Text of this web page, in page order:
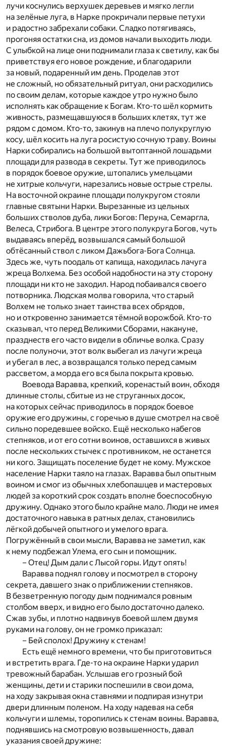
лучи коснулись верхушек деревьев и мягко легли
на зелёные луга, в Нарке прокричали первые петухи
и радостно забрехали собаки. Сладко потягиваясь,
прогоняя остатки сна, из домов начали выходить люди.
С улыбкой на лице они поднимали глаза к светилу, как бы
приветствуя его новое рождение, и благодарили
за новый, подаренный им день. Проделав этот
не сложный, но обязательный ритуал, они расходились
по своим делам, которые каждое утро нужно было
исполнять как обращение к Богам. Кто-то шёл кормить
живность, размещавшуюся в больших клетях, тут же
рядом с домом. Кто-то, закинув на плечо полукруглую
косу, шёл косить на луга росистую сочную траву. Воины
Нарки собирались на большой вытоптанной лошадьми
площади для развода в секреты. Тут же приводилось
в порядок боевое оружие, штопались умельцами
не хитрые кольчуги, нарезались новые острые стрелы.
На восточной окраине площади полукругом стояли
главные святыни Нарки. Вырезанные из цельных
больших стволов дуба, лики Богов: Перуна, Семаргла,
Велеса, Стрибога. В центре этого полукруга Богов, чуть
выдаваясь вперёд, возвышался самый большой
обтёсанный ствол с ликом Дажьбога-Бога Солнца.
Здесь же, чуть поодаль от капища, находилась лачуга
жреца Волхема. Без особой надобности на эту сторону
площади ни кто не заходил. Народ побаивался своего
потворника. Людская молва говорила, что старый
Волхем не только знает таинства всех обрядов,
но и откровенно занимается тёмной ворожбой. Кто-то
сказывал, что перед Великими Сборами, накануне,
празднеств его часто видели в обличье волка. Сразу
после полуночи, этот волк выбегал из лачуги жреца
и убегал в лес, а возвращался только перед самым
рассветом, а морда его вся была покрыта кровью.
Воевода Варавва, крепкий, коренастый воин, обходя
длинные столы, сбитые из не струганных досок,
на которых сейчас приводилось в порядок боевое
оружие его дружины, с горечью в душе смотрел на своё
сильно поредевшее войско. Ещё несколько набегов
степняков, и от его сотни воинов, оставшихся в живых
после нескольких стычек с противником, не останется
ни кого. Защищать поселение будет не кому. Мужское
население Нарки таяло на глазах. Варавва был опытным
воином и смог из обычных хлебопашцев и мастеровых
людей за короткий срок создать вполне боеспособную
дружину. Однако этого было крайне мало. Люди не имея
достаточного навыка в ратных делах, становились
лёгкой добычей опытного и умелого врага.
Погружённый в свои мысли, Варавва не заметил, как
к нему подбежал Улема, его сын и помощник.
– Отец! Дым дали с Лысой горы. Идут опять!
Варавва поднял голову и посмотрел в сторону
секрета, давшего знак о приближении степняков.
В безветренную погоду дым поднимался ровным
столбом вверх, и видно его было достаточно далеко.
Сжав зубы, и плотно надвинув боевой шлем двумя
руками на голову, он не громко приказал:
– Бей сполох! Дружину к стенам!
Есть ещё немного времени, что бы приготовиться
и встретить врага. Где-то на окраине Нарки ударил
тревожный барабан. Услышав его грозный бой
женщины, дети и старики поспешили в свои дома,
на ходу закрывая окна ставнями и подпирая изнутри
двери длинным поленом. На ходу надевая на себя
кольчуги и шлемы, торопились к стенам воины. Варавва,
поднявшись на смотровую возвышенность, давал
указания своей дружине: